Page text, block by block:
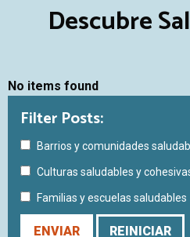
Descubre
No items found
Filter Posts:
Barrios y comunidades
Culturas saludables y
Familias y escuelas saludables